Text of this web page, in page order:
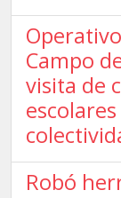
Campo
visita de
Robó